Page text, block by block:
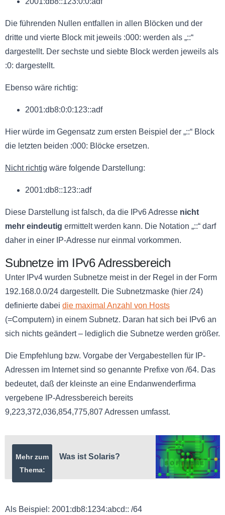
Die führenden Nullen entfallen in allen Blöcken und der
dritte und vierte Block mit jeweils :000: werden als „::“
dargestellt. Der sechste und siebte Block werden jeweils als
:0: dargestellt.
Ebenso wäre richtig:
2001:db8:0:0:123::adf
Hier würde im Gegensatz zum ersten Beispiel der „::“ Block
die letzten beiden :000: Blöcke ersetzen.
Nicht richtig wäre folgende Darstellung:
2001:db8::123::adf
Diese Darstellung ist falsch, da die IPv6 Adresse nicht
mehr eindeutig ermittelt werden kann. Die Notation „::“ darf
daher in einer IP-Adresse nur einmal vorkommen.
Subnetze im IPv6 Adressbereich
Unter IPv4 wurden Subnetze meist in der Regel in der Form
192.168.0.0/24 dargestellt. Die Subnetzmaske (hier /24)
definierte dabei die maximal Anzahl von Hosts
(=Computern) in einem Subnetz. Daran hat sich bei IPv6 an
sich nichts geändert – lediglich die Subnetze werden größer.
Die Empfehlung bzw. Vorgabe der Vergabestellen für IP-
Adressen im Internet sind so genannte Prefixe von /64. Das
bedeutet, daß der kleinste an eine Endanwenderfirma
vergebene IP-Adressbereich bereits
9,223,372,036,854,775,807 Adressen umfasst.
Mehr zum
Thema:
Was ist Solaris?
Als Beispiel: 2001:db8:1234:abcd:: /64